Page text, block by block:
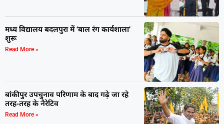
मध्य विद्यालय बदलपुरा में ‘बाल रंग कार्यशाला’
शुरू
Read More »
बांकीपुर उपचुनाव परिणाम के बाद गढ़े जा रहे
तरह-तरह के नैरेटिव
Read More »